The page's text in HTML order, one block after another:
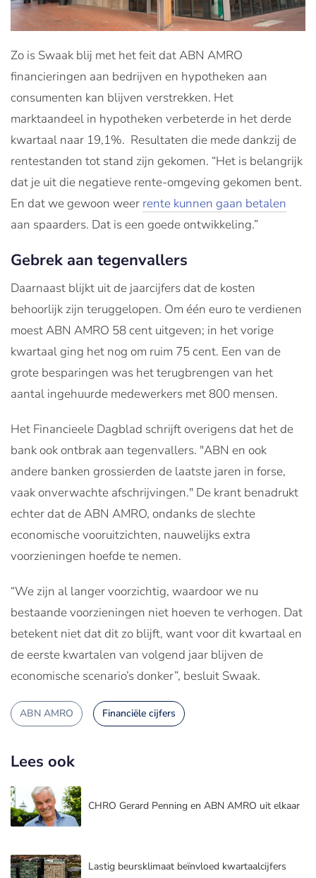
Zo is Swaak blij met het feit dat ABN AMRO
financieringen aan bedrijven en hypotheken aan
consumenten kan blijven verstrekken. Het
marktaandeel in hypotheken verbeterde in het derde
kwartaal naar 19,1%. Resultaten die mede dankzij de
rentestanden tot stand zijn gekomen. “Het is belangrijk
dat je uit die negatieve rente-omgeving gekomen bent.
En dat we gewoon weer rente kunnen gaan betalen
aan spaarders. Dat is een goede ontwikkeling.”
Gebrek aan tegenvallers
Daarnaast blijkt uit de jaarcijfers dat de kosten
behoorlijk zijn teruggelopen. Om één euro te verdienen
moest ABN AMRO 58 cent uitgeven; in het vorige
kwartaal ging het nog om ruim 75 cent. Een van de
grote besparingen was het terugbrengen van het
aantal ingehuurde medewerkers met 800 mensen.
Het Financieele Dagblad schrijft overigens dat het de
bank ook ontbrak aan tegenvallers. "ABN en ook
andere banken grossierden de laatste jaren in forse,
vaak onverwachte afschrijvingen." De krant benadrukt
echter dat de ABN AMRO, ondanks de slechte
economische vooruitzichten, nauwelijks extra
voorzieningen hoefde te nemen.
“We zijn al langer voorzichtig, waardoor we nu
bestaande voorzieningen niet hoeven te verhogen. Dat
betekent niet dat dit zo blijft, want voor dit kwartaal en
de eerste kwartalen van volgend jaar blijven de
economische scenario’s donker”, besluit Swaak.
ABN AMRO Financiële cijfers
Lees ook
CHRO Gerard Penning en ABN AMRO uit elkaar
Lastig beursklimaat beïnvloed kwartaalcijfers